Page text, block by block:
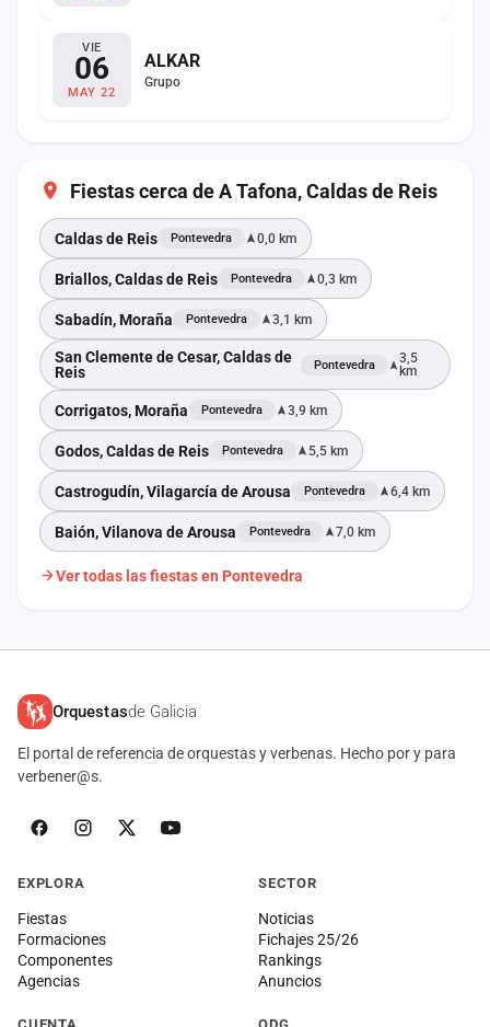
VIE
06
MAY 22
ALKAR
Grupo
Fiestas cerca de A Tafona, Caldas de Reis
Caldas de Reis Pontevedra 0,0 km
Briallos, Caldas de Reis Pontevedra 0,3 km
Sabadín, Moraña Pontevedra 3,1 km
San Clemente de Cesar, Caldas de
Reis
Pontevedra
3,5
km
Corrigatos, Moraña Pontevedra 3,9 km
Godos, Caldas de Reis Pontevedra 5,5 km
Castrogudín, Vilagarcía de Arousa Pontevedra 6,4 km
Baión, Vilanova de Arousa Pontevedra 7,0 km
Ver todas las fiestas en Pontevedra
Orquestasde Galicia
El portal de referencia de orquestas y verbenas. Hecho por y para
verbener@s.
EXPLORA
Fiestas
Formaciones
Componentes
Agencias
SECTOR
Noticias
Fichajes 25/26
Rankings
Anuncios